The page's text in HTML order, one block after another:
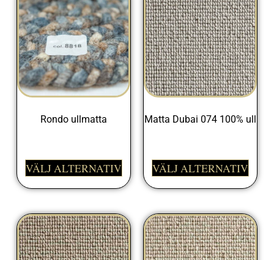
Rondo ullmatta
VÄLJ ALTERNATIV
Matta Dubai 074 100% ull
VÄLJ ALTERNATIV